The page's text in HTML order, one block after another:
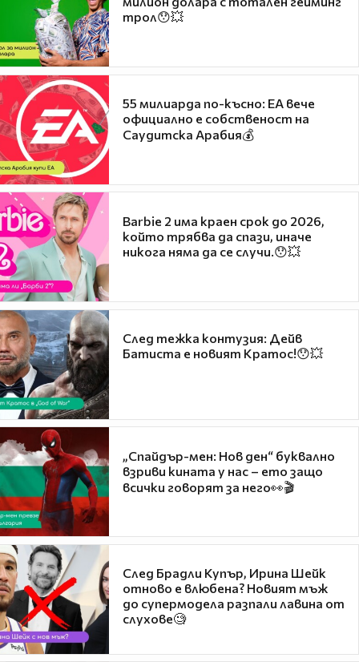
трол😯💥
55 милиарда по-късно: EA вече
официално е собственост на
Саудитска Арабия💰
Barbie 2 има краен срок до 2026,
който трябва да спази, иначе
никога няма да се случи.😯💥
След тежка контузия: Дейв
Батиста е новият Кратос!😯💥
„Спайдър-мен: Нов ден“ буквално
взриви кината у нас – ето защо
всички говорят за него👀🎬
След Брадли Купър, Ирина Шейк
отново е влюбена? Новият мъж
до супермодела разпали лавина от
слухове🧐